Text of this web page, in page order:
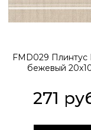
FMD029 Плинтус
бежевый
271